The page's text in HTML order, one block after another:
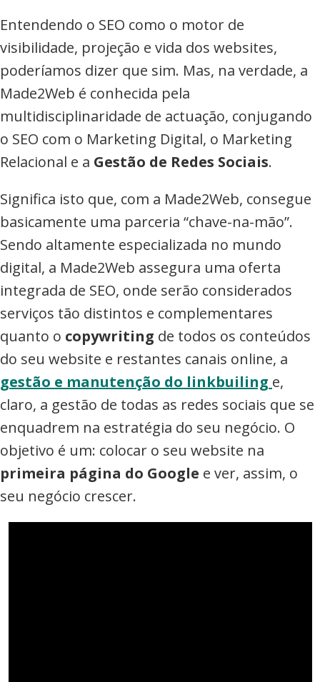
Entendendo o SEO como o motor de
visibilidade, projeção e vida dos websites,
poderíamos dizer que sim. Mas, na verdade, a
Made2Web é conhecida pela
multidisciplinaridade de actuação, conjugando
o SEO com o Marketing Digital, o Marketing
Relacional e a Gestão de Redes Sociais.
Significa isto que, com a Made2Web, consegue
basicamente uma parceria “chave-na-mão”.
Sendo altamente especializada no mundo
digital, a Made2Web assegura uma oferta
integrada de SEO, onde serão considerados
serviços tão distintos e complementares
quanto o copywriting de todos os conteúdos
do seu website e restantes canais online, a
gestão e manutenção do linkbuiling e,
claro, a gestão de todas as redes sociais que se
enquadrem na estratégia do seu negócio. O
objetivo é um: colocar o seu website na
primeira página do Google e ver, assim, o
seu negócio crescer.